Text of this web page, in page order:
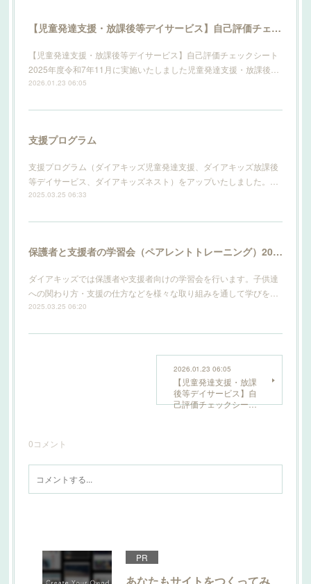
【児童発達支援・放課後等デイサービス】自己評価チェックシート2025年度
【児童発達支援・放課後等デイサービス】自己評価チェックシート
2025年度令和7年11月に実施いたしました児童発達支援・放課後…
2026.01.23 06:05
支援プログラム
支援プログラム（ダイアキッズ児童発達支援、ダイアキッズ放課後
等デイサービス、ダイアキッズネスト）をアップいたしました。…
2025.03.25 06:33
保護者と支援者の学習会（ペアレントトレーニング）2025
ダイアキッズでは保護者や支援者向けの学習会を行います。子供達
への関わり方・支援の仕方などを様々な取り組みを通して学びを…
2025.03.25 06:20
2026.01.23 06:05
【児童発達支援・放課
後等デイサービス】自
己評価チェックシー…
0コメント
PR
あなたもサイトをつくってみ